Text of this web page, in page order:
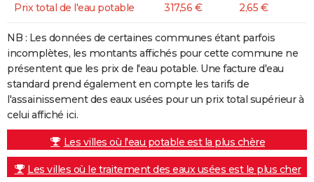
Prix total de l'eau potable 317,56 € 2,65 €
NB : Les données de certaines communes étant parfois
incomplètes, les montants affichés pour cette commune ne
présentent que les prix de l'eau potable. Une facture d'eau
standard prend également en compte les tarifs de
l'assainissement des eaux usées pour un prix total supérieur à
celui affiché ici.
Les villes où l'eau potable est la plus chère
Les villes où le traitement des eaux usées est le plus cher